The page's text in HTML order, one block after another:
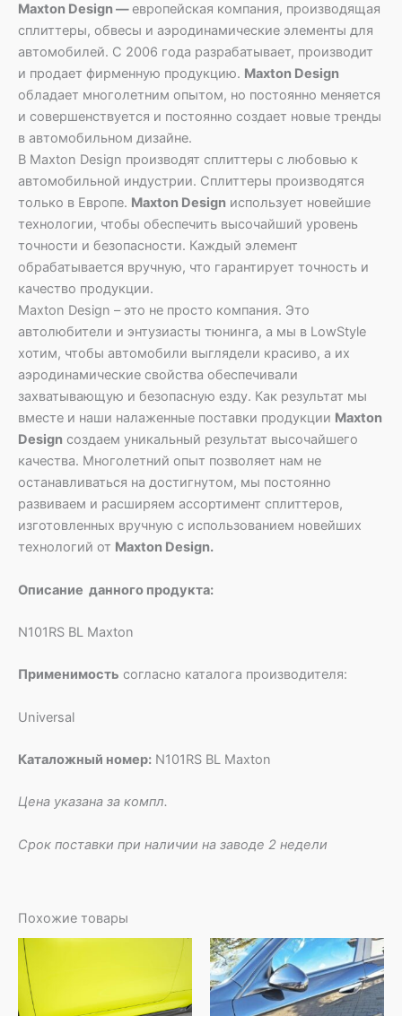
Maxton Design —европейская компания, производящая
сплиттеры, обвесы и аэродинамические элементы для
автомобилей. С 2006 года разрабатывает, производит
и продает фирменную продукцию. Maxton Design
обладает многолетним опытом, но постоянно меняется
и совершенствуется и постоянно создает новые тренды
в автомобильном дизайне.
В Maxton Design производят сплиттеры с любовью к
автомобильной индустрии. Сплиттеры производятся
только в Европе. Maxton Design использует новейшие
технологии, чтобы обеспечить высочайший уровень
точности и безопасности. Каждый элемент
обрабатывается вручную, что гарантирует точность и
качество продукции.
Maxton Design – это не просто компания. Это
автолюбители и энтузиасты тюнинга, а мы в LowStyle
хотим, чтобы автомобили выглядели красиво, а их
аэродинамические свойства обеспечивали
захватывающую и безопасную езду. Как результат мы
вместе и наши налаженные поставки продукции Maxton
Design создаем уникальный результат высочайшего
качества. Многолетний опыт позволяет нам не
останавливаться на достигнутом, мы постоянно
развиваем и расширяем ассортимент сплиттеров,
изготовленных вручную с использованием новейших
технологий от Maxton Design.
Описание данного продукта:
N101RS BL Maxton
Применимость согласно каталога производителя:
Universal
Каталожный номер: N101RS BL Maxton
Цена указана за компл.
Срок поставки при наличии на заводе 2 недели
Похожие товары